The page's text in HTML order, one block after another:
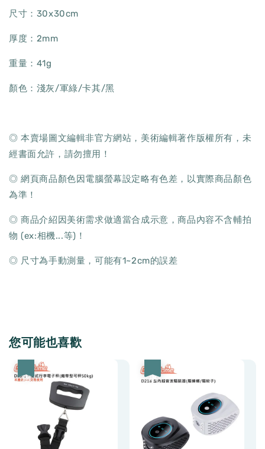
尺寸：30x30cm
厚度：2mm
重量：41g
顏色：淺灰/軍綠/卡其/黑
◎ 本賣場圖文編輯非官方網站，美術編輯著作版權所有，未
經書面允許，請勿擅用！
◎ 網頁商品顏色因電腦螢幕設定略有色差，以實際商品顏色
為準！
◎ 商品介紹因美術需求做適當合成示意，商品內容不含輔拍
物 (ex:相機...等)！
◎ 尺寸為手動測量，可能有1~2cm的誤差
您可能也喜歡